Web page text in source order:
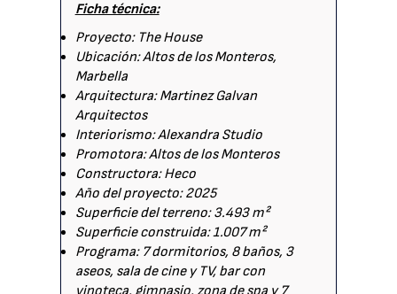
Ficha técnica:
Proyecto: The House
Ubicación: Altos de los Monteros,
Marbella
Arquitectura: Martinez Galvan
Arquitectos
Interiorismo: Alexandra Studio
Promotora: Altos de los Monteros
Constructora: Heco
Año del proyecto: 2025
Superficie del terreno: 3.493 m²
Superficie construida: 1.007 m²
Programa: 7 dormitorios, 8 baños, 3
aseos, sala de cine y TV, bar con